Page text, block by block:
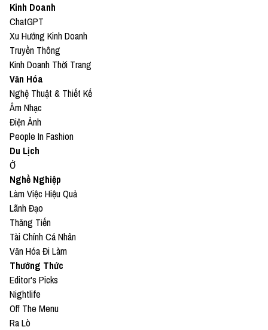
Kinh Doanh
ChatGPT
Xu Hướng Kinh Doanh
Truyền Thông
Kinh Doanh Thời Trang
Văn Hóa
Nghệ Thuật & Thiết Kế
Âm Nhạc
Điện Ảnh
People In Fashion
Du Lịch
Ở
Nghề Nghiệp
Làm Việc Hiệu Quả
Lãnh Đạo
Thăng Tiến
Tài Chính Cá Nhân
Văn Hóa Đi Làm
Thưởng Thức
Editor's Picks
Nightlife
Off The Menu
Ra Lò